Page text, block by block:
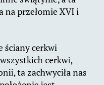
na przełomie XVI i
ściany cerkwi
cerkwi,
ta zachwyciła nas